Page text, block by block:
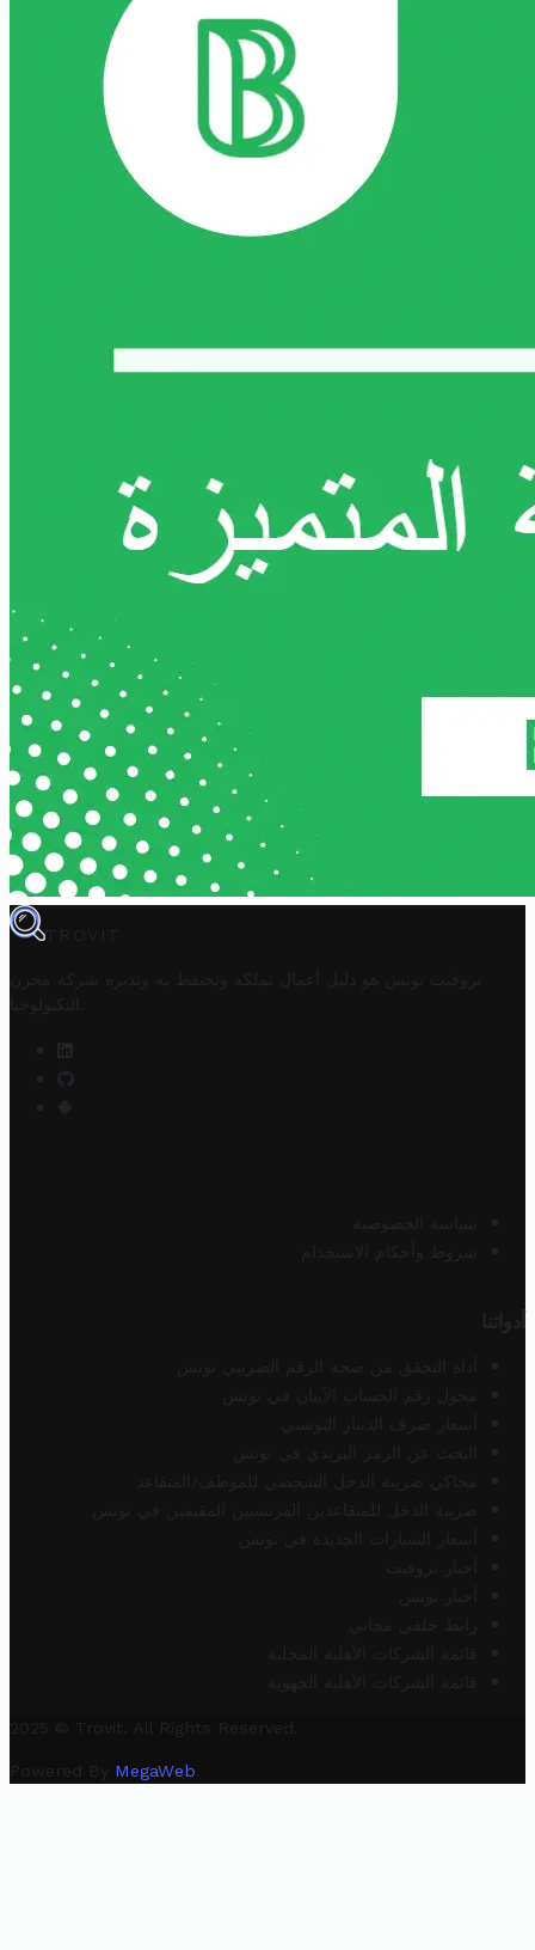
TROVIT
تروفيت تونس هو دليل أعمال تملكه وتحتفظ به وتديره
شركة مخزن
التكنولوجيا
سياسة الخصوصية
شروط وأحكام الاستخدام
أدواتنا
أداة التحقق من صحة الرقم الضريبي تونس
محول رقم الحساب الآيبان في تونس
أسعار صرف الدينار التونسي
البحث عن الرمز البريدي في تونس
محاكي ضريبة الدخل الشخصي للموظف/المتقاعد
ضريبة الدخل للمتقاعدين الفرنسيين المقيمين في تونس
أسعار السيارات الجديدة في تونس
أخبار تروفيت
أخبار تونس
رابط خلفي مجاني
قائمة الشركات الأهلية المحلية
قائمة الشركات الأهلية الجهوية
2025 © Trovit. All Rights Reserved.
Powered By MegaWeb